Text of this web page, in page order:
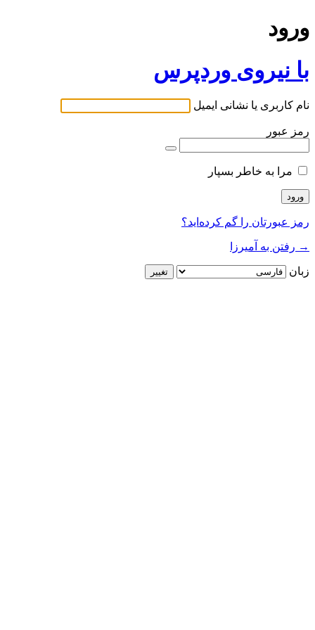
ورود
با نیروی وردپرس
نام کاربری یا نشانی ایمیل
رمز عبور
مرا به خاطر بسپار
رمز عبورتان را گم کرده‌اید؟
→ رفتن به آمیرزا
زبان